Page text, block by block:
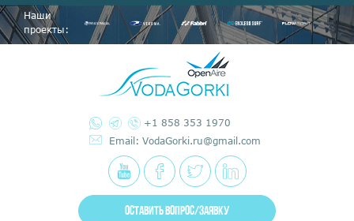
Наши
проекты:
+1 858 353 1970
Email: VodaGorki.ru@gmail.com
ОСТАВИТЬ ВОПРОС/ЗАЯВКУ